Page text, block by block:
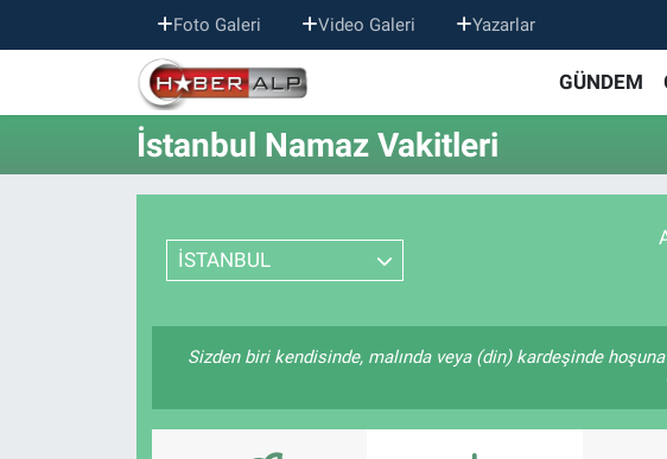
Foto Galeri Video Galeri Yazarlar
GÜNDEM
İstanbul Namaz Vakitleri
İSTANBUL
Sizden biri kendisinde, malında veya (din) kardeşinde
Nöbetçi Eczaneler
Hava Durumu
Süper Lig Puan Durumu ve Fikstür
Tüm Manşetler